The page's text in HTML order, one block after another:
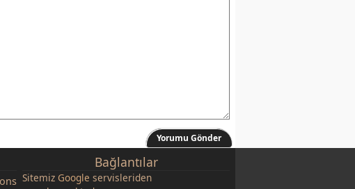
Yorumu Gönder
Bağlantılar
Sitemiz Google servisleriden